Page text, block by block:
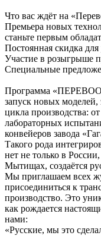
Что вас ждёт на
Премьера новых
станьте первым
Постоянная скидка
Участие в розыгрыше
Специальные
Программа
запуск новых моделей,
цикла производства:
лабораторных
конвейеров завода
Такого рода
нет не только в
Мытищах, создаётся
Мы приглашаем всех
присоединиться к
производство. Это
как рождается
нами:
«Русские, мы это